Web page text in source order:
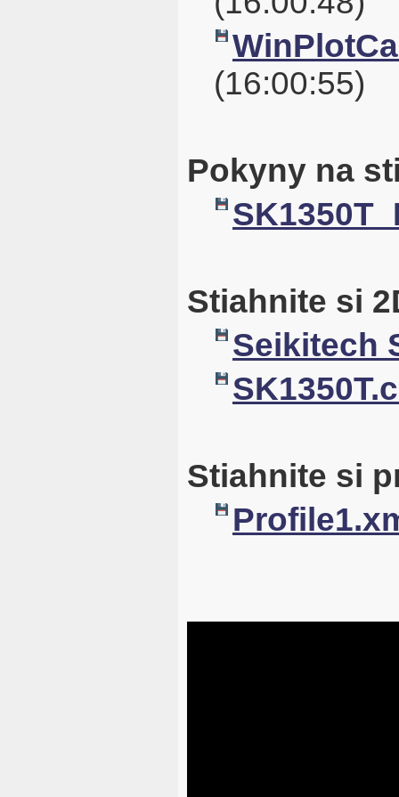
(16:00:55)
Pokyny na
Stiahnite si
Seikitech
Stiahnite si